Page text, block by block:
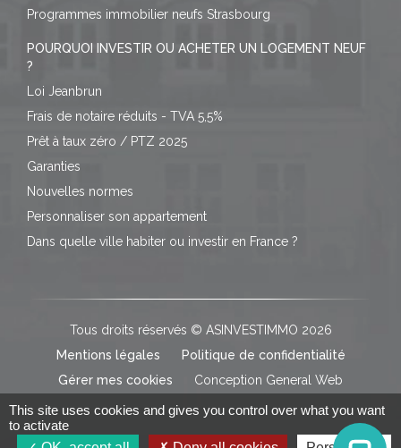
Programmes immobilier neufs Strasbourg
POURQUOI INVESTIR OU ACHETER UN LOGEMENT NEUF
?
Loi Jeanbrun
Frais de notaire réduits - TVA 5,5%
Prêt à taux zéro / PTZ 2025
Garanties
Nouvelles normes
Personnaliser son appartement
Dans quelle ville habiter ou investir en France ?
Tous droits réservés © ASINVESTIMMO 2026
Mentions légales
Politique de confidentialité
Gérer mes cookies
Conception General Web
This site uses cookies and gives you control over what you want
to activate